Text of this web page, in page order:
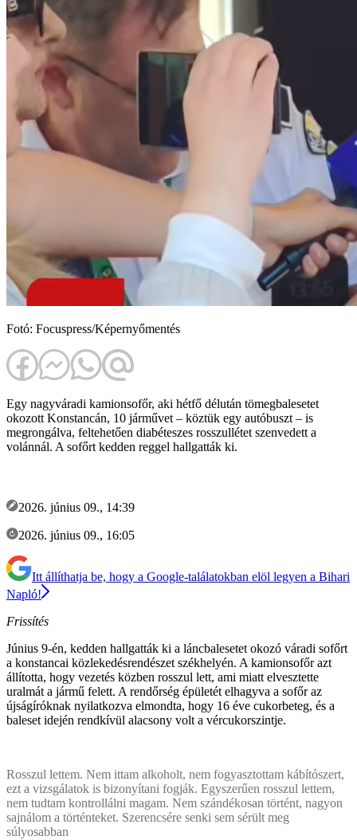
Fotó: Focuspress/Képernyőmentés
Egy nagyváradi kamionsofőr, aki hétfő délután tömegbalesetet
okozott Konstancán, 10 járművet – köztük egy autóbuszt – is
megrongálva, feltehetően diabéteszes rosszullétet szenvedett a
volánnál. A sofőrt kedden reggel hallgatták ki.
2026. június 09., 14:39
2026. június 09., 16:05
Itt állíthatja be, hogy a Google-találatokban elöl legyen a Bihari
Napló!
Frissítés
Június 9-én, kedden hallgatták ki a láncbalesetet okozó váradi sofőrt
a konstancai közlekedésrendészet székhelyén. A kamionsofőr azt
állította, hogy vezetés közben rosszul lett, ami miatt elvesztette
uralmát a jármű felett. A rendőrség épületét elhagyva a sofőr az
újságíróknak nyilatkozva elmondta, hogy 16 éve cukorbeteg, és a
baleset idején rendkívül alacsony volt a vércukorszintje.
Rosszul lettem. Nem ittam alkoholt, nem fogyasztottam kábítószert,
ezt a vizsgálatok is bizonyítani fogják. Egyszerűen rosszul lettem,
nem tudtam kontrollálni magam. Nem szándékosan történt, nagyon
sajnálom a történteket. Szerencsére senki sem sérült meg
súlyosabban